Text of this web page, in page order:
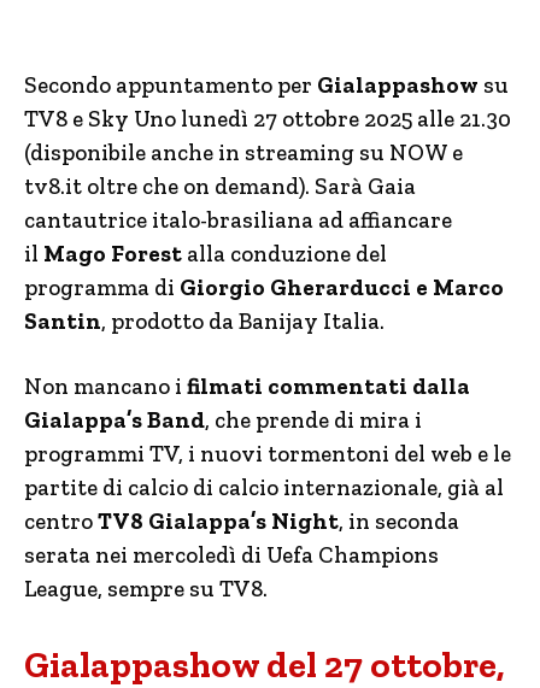
Secondo appuntamento per Gialappashow su
TV8 e Sky Uno lunedì 27 ottobre 2025 alle 21.30
(disponibile anche in streaming su NOW e
tv8.it oltre che on demand). Sarà Gaia
cantautrice italo-brasiliana ad affiancare
il Mago Forest alla conduzione del
programma di Giorgio Gherarducci e Marco
Santin, prodotto da Banijay Italia.
Non mancano i filmati commentati dalla
Gialappa’s Band, che prende di mira i
programmi TV, i nuovi tormentoni del web e le
partite di calcio di calcio internazionale, già al
centroTV8 Gialappa’s Night, in seconda
serata nei mercoledì di Uefa Champions
League, sempre su TV8.
Gialappashow del 27 ottobre,